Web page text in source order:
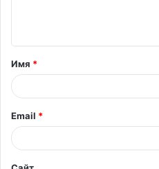
т
а
й
*
Имя *
Email *